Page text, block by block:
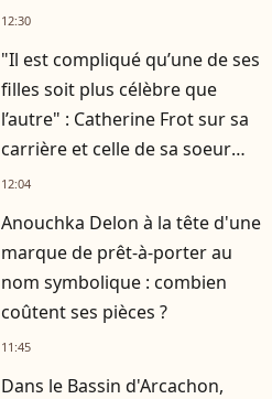
se retrouver
12:30
"Il est compliqué qu’une de ses
filles soit plus célèbre que
l’autre" : Catherine Frot sur sa
carrière et celle de sa soeur
Dominique avec qui elle a
12:04
Anouchka Delon à la tête d'une
marque de prêt-à-porter au
nom symbolique : combien
coûtent ses pièces ?
11:45
Dans le Bassin d'Arcachon,